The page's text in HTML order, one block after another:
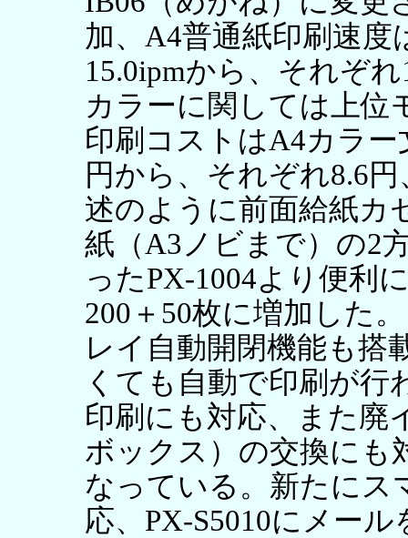
加、A4普通紙印刷速度
15.0ipmから、それぞ
カラーに関しては上位
印刷コストはA4カラー
円から、それぞれ8.6
述のように前面給紙カ
紙（A3ノビまで）の2
ったPX-1004より便利
200＋50枚に増加した
レイ自動開閉機能も搭
くても自動で印刷が行
印刷にも対応、また廃
ボックス）の交換にも
なっている。新たにス
応、PX-S5010にメー